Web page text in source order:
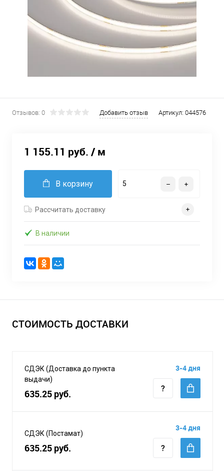
Отзывов: 0 Добавить отзыв Артикул: 044576
1 155.11 руб. / м
В корзину
Рассчитать доставку
В наличии
СТОИМОСТЬ ДОСТАВКИ
СДЭК (Доставка до пункта
выдачи)
635.25 руб.
3-4 дня
СДЭК (Постамат)
635.25 руб.
3-4 дня